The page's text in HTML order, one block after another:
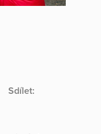
Sdílet: